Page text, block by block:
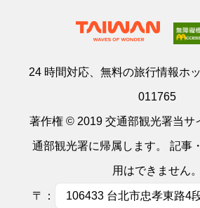
24 時間対応、無料の旅行情報ホ
011765
著作権 © 2019 交通部観光署当サ
通部観光署に帰属します。 記事
用はできません。
〒： 106433 台北市忠孝東路4